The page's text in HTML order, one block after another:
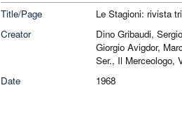
Title/Page
Le Stagioni: rivista
Creator
Dino Gribaudi,
Giorgio Avigdor,
Ser., Il Merceologo,
Date
1968